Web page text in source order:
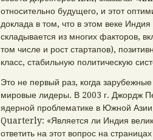
относительно будущего, и этот
доклада в том, что в этом веке
складывается из многих факторов,
том числе и рост стартапов),
класс, стабильную политическую
Это не первый раз, когда
мировые лидеры. В 2003 г. Джордж
ядерной проблематике в Южной
Quarterly: «Является ли Индия
ответить на этот вопрос на